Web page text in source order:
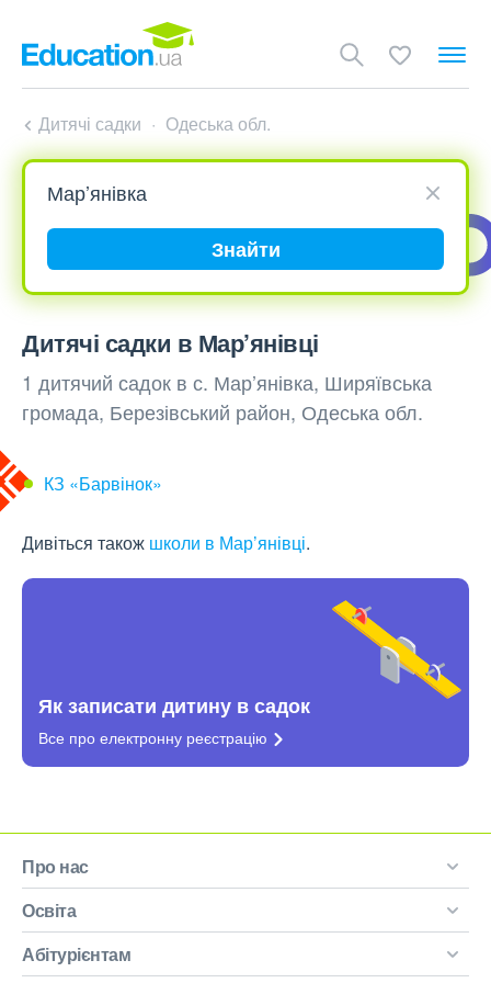
Дитячі садки Одеська обл.
Знайти
Дитячі садки в Мар’янівці
1 дитячий садок в с. Мар’янівка, Ширяївська
громада, Березівський район, Одеська обл.
КЗ «Барвінок»
Дивіться також школи в Мар’янівці.
Як записати дитину в садок
Все про електронну реєстрацію
Про нас
Освіта
Абітурієнтам